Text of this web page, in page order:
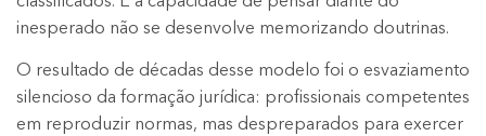
inesperado não se desenvolve memorizando doutrinas.
O resultado de décadas desse modelo foi o esvaziamento
silencioso da formação jurídica: profissionais competentes
em reproduzir normas, mas despreparados para exercer